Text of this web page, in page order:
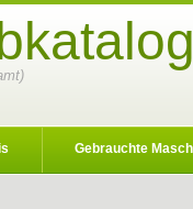
Gebrauchte